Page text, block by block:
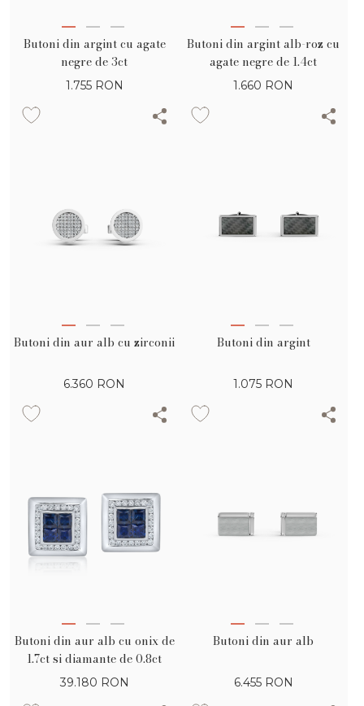
Butoni din argint cu agate
negre de 3ct
1.755 RON
Butoni din argint alb-roz cu
agate negre de 1.4ct
1.660 RON
Butoni din aur alb cu zirconii
6.360 RON
Butoni din argint
1.075 RON
Butoni din aur alb cu onix de
1.7ct si diamante de 0.8ct
39.180 RON
Butoni din aur alb
6.455 RON